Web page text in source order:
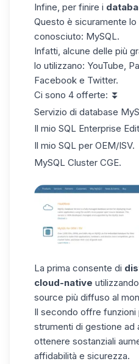
Infine, per finire i
Questo è sicuramente
conosciuto: MySQL.
Infatti, alcune delle più
lo utilizzano: YouTube,
Facebook e Twitter.
Ci sono 4 offerte: ⏬
Servizio di database
Il mio SQL Enterprise
Il mio SQL per OEM/ISV.
MySQL Cluster CGE.
La prima consente di
cloud-native
source più diffuso al
Il secondo offre funzioni
strumenti di gestione ad
ottenere sostanziali
affidabilità e sicurezza.